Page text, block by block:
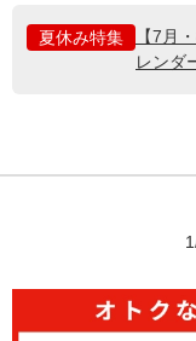
夏休み特集
【7月
レンダ